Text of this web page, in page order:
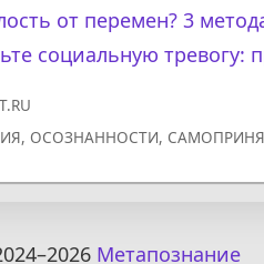
от перемен? 3
социальную тревогу:
, ОСОЗНАННОСТИ,
–2026 Метапознание